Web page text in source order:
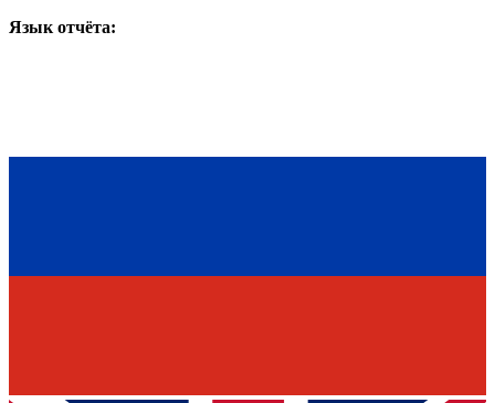
Язык отчёта: